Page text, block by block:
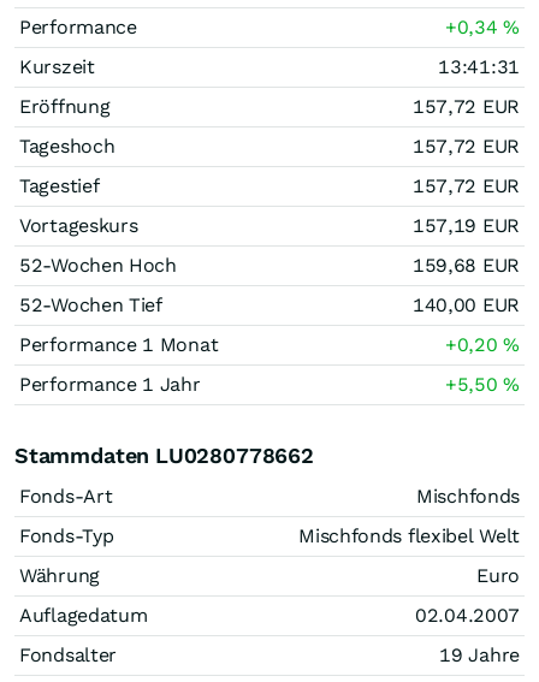
Performance +0,34%
Kurszeit
13:41:31
Eröffnung
157,72 EUR
Tageshoch
157,72 EUR
Tagestief
157,72 EUR
Vortageskurs
157,19 EUR
52-Wochen Hoch
159,68 EUR
52-Wochen Tief
140,00 EUR
Performance 1 Monat
+0,20%
Performance 1 Jahr
+5,50%
Stammdaten LU0280778662
Fonds-Art
Mischfonds
Fonds-Typ
Mischfonds flexibel Welt
Währung
Euro
Auflagedatum
02.04.2007
Fondsalter
19 Jahre